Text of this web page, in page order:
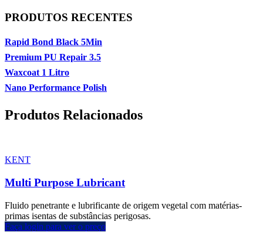
PRODUTOS RECENTES
Rapid Bond Black 5Min
Premium PU Repair 3.5
Waxcoat 1 Litro
Nano Performance Polish
Produtos Relacionados
KENT
Multi Purpose Lubricant
Fluido penetrante e lubrificante de origem vegetal com matérias-
primas isentas de substâncias perigosas.
Faça login para ver o preço